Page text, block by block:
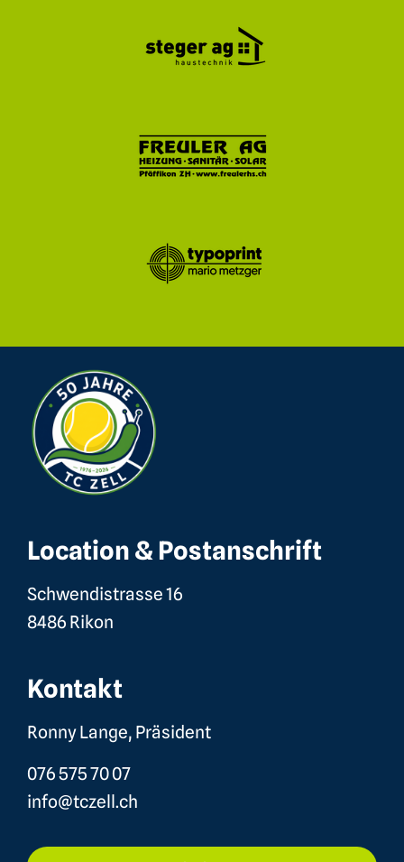
Location & Postanschrift
Schwendistrasse 16
8486 Rikon
Kontakt
Ronny Lange, Präsident
076 575 70 07
info@tczell.ch